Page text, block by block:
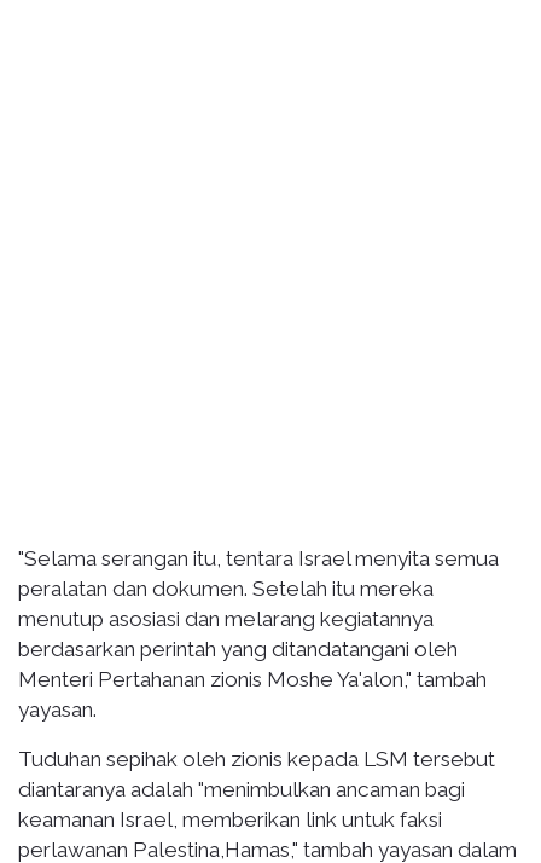
"Selama serangan itu, tentara Israel menyita semua
peralatan dan dokumen. Setelah itu mereka
menutup asosiasi dan melarang kegiatannya
berdasarkan perintah yang ditandatangani oleh
Menteri Pertahanan zionis Moshe Ya'alon," tambah
yayasan.
Tuduhan sepihak oleh zionis kepada LSM tersebut
diantaranya adalah "menimbulkan ancaman bagi
keamanan Israel, memberikan link untuk faksi
perlawanan Palestina,Hamas," tambah yayasan dalam